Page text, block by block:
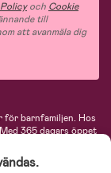
och Cookie
till
att avanmäla dig
för barnfamiljen. Hos
Med 365 dagars öppet
kläder för barn och
leksaker,